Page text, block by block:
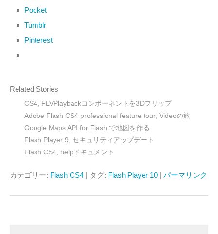
Pocket
Tumblr
Pinterest
Related Stories
CS4, FLVPlaybackコンポーネントを3Dフリップ
Adobe Flash CS4 professional feature tour, Videoの旅
Google Maps API for Flash で地図を作る
Flash Player 9, セキュリティアップデート
Flash CS4, helpドキュメント
カテゴリー: Flash CS4 | タグ: Flash Player 10 | パーマリンク